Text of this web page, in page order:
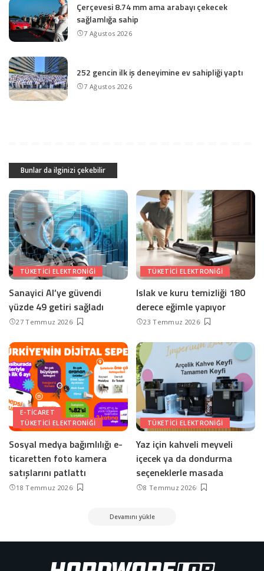
Çerçevesi 8.74 mm ama arabayı çekecek
sağlamlığa sahip
7 Ağustos 2026
252 gencin ilk iş deneyimine ev sahipliği yaptı
7 Ağustos 2026
Bunlar da ilginizi çekebilir
TÜKETICI ELEKTRONIĞI
Sanayici AI’ye güvendi
yüzde 49 getiri sağladı
27 Temmuz 2026
TÜKETICI ELEKTRONIĞI
Islak ve kuru temizliği 180
derece eğimle yapıyor
23 Temmuz 2026
E-TICARET
TÜKETICI ELEKTRONIĞI
Sosyal medya bağımlılığı e-
ticaretten foto kamera
satışlarını patlattı
18 Temmuz 2026
TÜKETICI ELEKTRONIĞI
Yaz için kahveli meyveli
içecek ya da dondurma
seçeneklerle masada
8 Temmuz 2026
Devamını yükle